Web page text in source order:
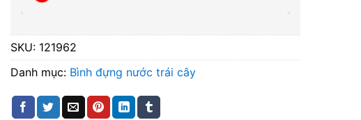
SKU: 121962
Danh mục: Bình đựng nước trái cây